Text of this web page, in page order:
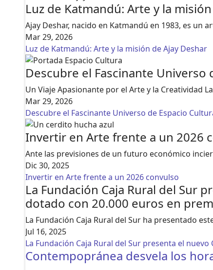
Luz de Katmandú: Arte y la
Ajay Deshar, nacido en Katmandú en 1983, es
Mar 29, 2026
Luz de Katmandú: Arte y la misión de Ajay Deshar
Descubre el Fascinante
Un Viaje Apasionante por el Arte y la Creatividad
Mar 29, 2026
Descubre el Fascinante Universo de Espacio
Invertir en Arte frente a un 2026
Ante las previsiones de un futuro económico
Dic 30, 2025
Invertir en Arte frente a un 2026 convulso
La Fundación Caja Rural del Sur
dotado con 20.000 euros en
La Fundación Caja Rural del Sur ha presentado
Jul 16, 2025
La Fundación Caja Rural del Sur presenta el
Contempopránea desvela los